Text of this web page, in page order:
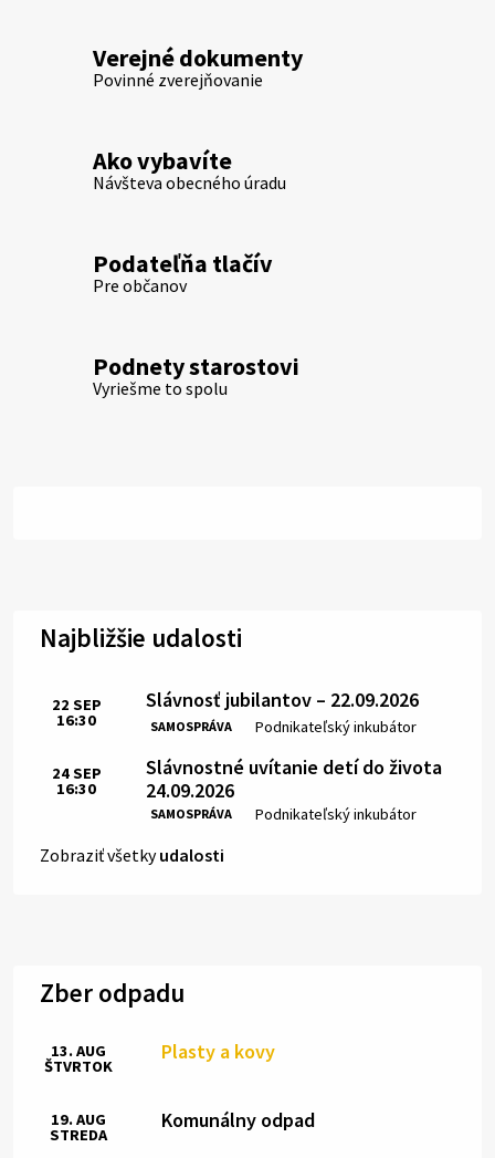
Verejné dokumenty
Povinné zverejňovanie
Ako vybavíte
Návšteva obecného úradu
Podateľňa tlačív
Pre občanov
Podnety starostovi
Vyriešme to spolu
Najbližšie udalosti
Slávnosť jubilantov – 22.09.2026
SAMOSPRÁVA Miesto:
Podnikateľský inkubátor
Čas:
22 SEP
16:30
Slávnostné uvítanie detí do života
24.09.2026
SAMOSPRÁVA Miesto:
Podnikateľský inkubátor
Čas:
24SEP
16:30
Zobraziť všetkyudalosti
Zber odpadu
Plasty a kovy
13. AUG
ŠTVRTOK
Komunálny odpad
19. AUG
STREDA